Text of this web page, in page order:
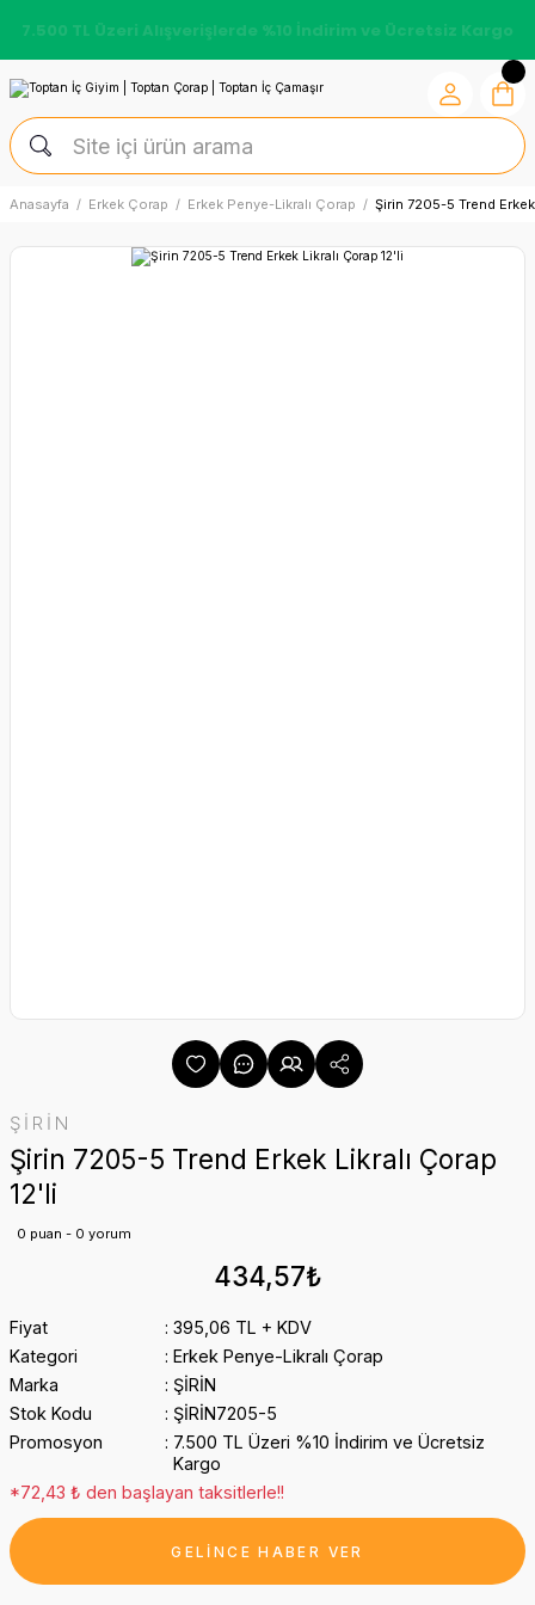
7.500 TL Üzeri Alışverişlerde %10 İndirim ve Ücretsiz Kargo
Anasayfa Erkek Çorap Erkek Penye-Likralı Çorap Şirin 7205-5 Trend
ŞİRİN
Şirin 7205-5 Trend Erkek Likralı Çorap
12'li
0 puan - 0 yorum
434,57₺
Fiyat
395,06 TL + KDV
Kategori
Erkek Penye-Likralı Çorap
Marka
ŞİRİN
Stok Kodu
ŞİRİN7205-5
Promosyon
7.500 TL Üzeri %10 İndirim ve Ücretsiz
Kargo
*72,43 ₺ den başlayan taksitlerle!!
GELİNCE HABER VER